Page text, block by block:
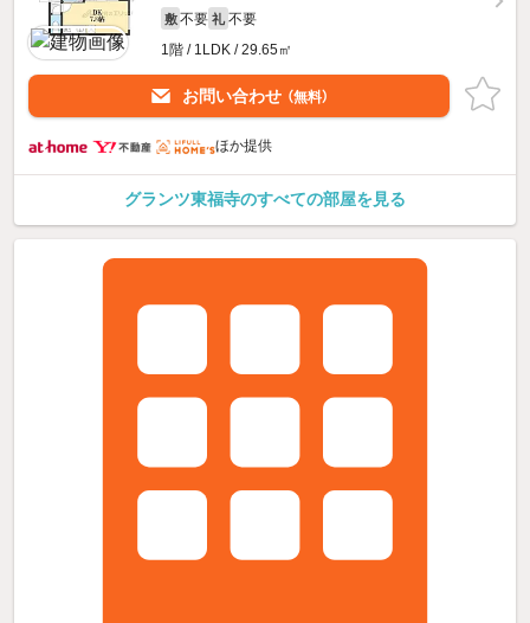
敷 不要 礼 不要
1階 / 1LDK / 29.65㎡
お問い合わせ （無料）
ほか提供
グランツ東福寺のすべての部屋を見る